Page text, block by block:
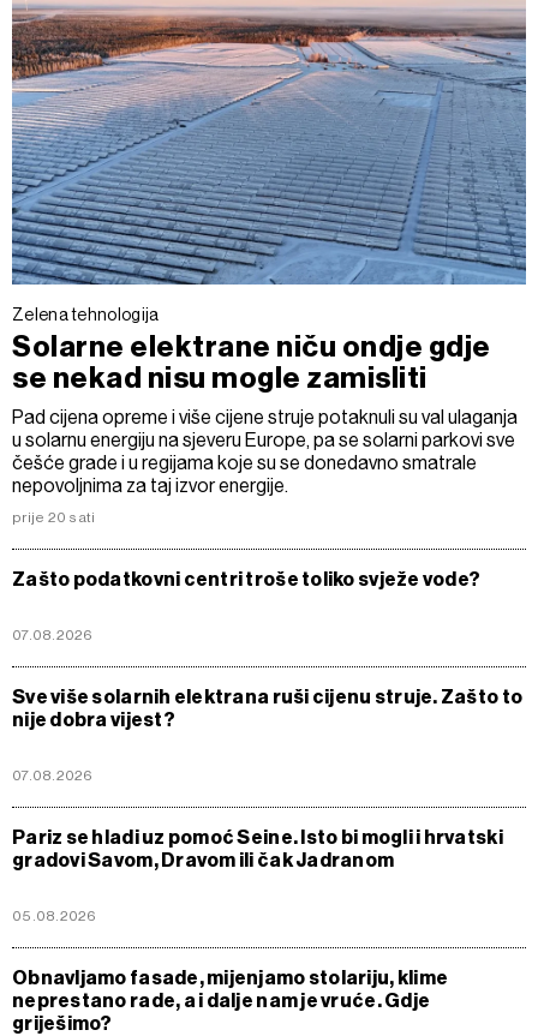
Zelena tehnologija
Solarne elektrane niču ondje gdje
se nekad nisu mogle zamisliti
Pad cijena opreme i više cijene struje potaknuli su val ulaganja
u solarnu energiju na sjeveru Europe, pa se solarni parkovi sve
češće grade i u regijama koje su se donedavno smatrale
nepovoljnima za taj izvor energije.
prije 20 sati
Zašto podatkovni centri troše toliko svježe vode?
07.08.2026
Sve više solarnih elektrana ruši cijenu struje. Zašto to
nije dobra vijest?
07.08.2026
Pariz se hladi uz pomoć Seine. Isto bi mogli i hrvatski
gradovi Savom, Dravom ili čak Jadranom
05.08.2026
Obnavljamo fasade, mijenjamo stolariju, klime
neprestano rade, a i dalje nam je vruće. Gdje
griješimo?